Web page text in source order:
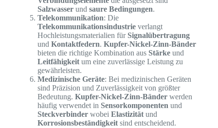
Salzwasserund saure Bedingungen.
Telekommunikation: Die
Telekommunikationsindustrieverlangt
Hochleistungsmaterialien für Signalübertragung
und Kontaktfedern. Kupfer-Nickel-Zinn-Bänder
bieten die richtige Kombination aus Stärkeund
Leitfähigkeitum eine zuverlässige Leistung zu
gewährleisten.
Medizinische Geräte: Bei medizinischen Geräten
sind Präzision und Zuverlässigkeit von größter
Bedeutung. Kupfer-Nickel-Zinn-Bänderwerden
häufig verwendet in Sensorkomponenten und
Steckverbinderwobei Elastizitätund
Korrosionsbeständigkeitsind entscheidend.